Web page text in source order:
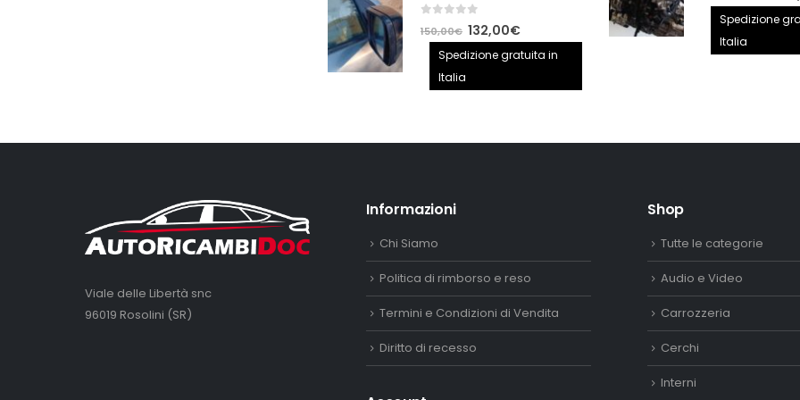
out of 5
150,00€ Il
prezzo
132,00€Il
prezzo
Spedizione gratuita in
Italia
prezzo
Spedizione
Italia
Viale delle Libertà snc
96019 Rosolini (SR)
Informazioni
Chi Siamo
Politica di rimborso e reso
Termini e Condizioni di Vendita
Diritto di recesso
Shop
Tutte le categorie
Audio e Video
Carrozzeria
Cerchi
Interni